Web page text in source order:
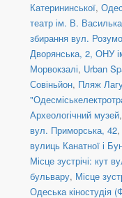
Катерининської,
театр ім. В. Василька
збирання вул.
Дворянська, 2, ОНУ
Морвокзалі, Urban
Совіньйон, Пляж
Археологічний музей,
вул. Приморська, 42,
вулиць Канатної і
Місце зустрічі: кут
бульвару, Місце
Одеська кіностудія